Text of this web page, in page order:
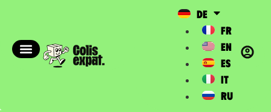
DE
FR
EN
ES
IT
RU